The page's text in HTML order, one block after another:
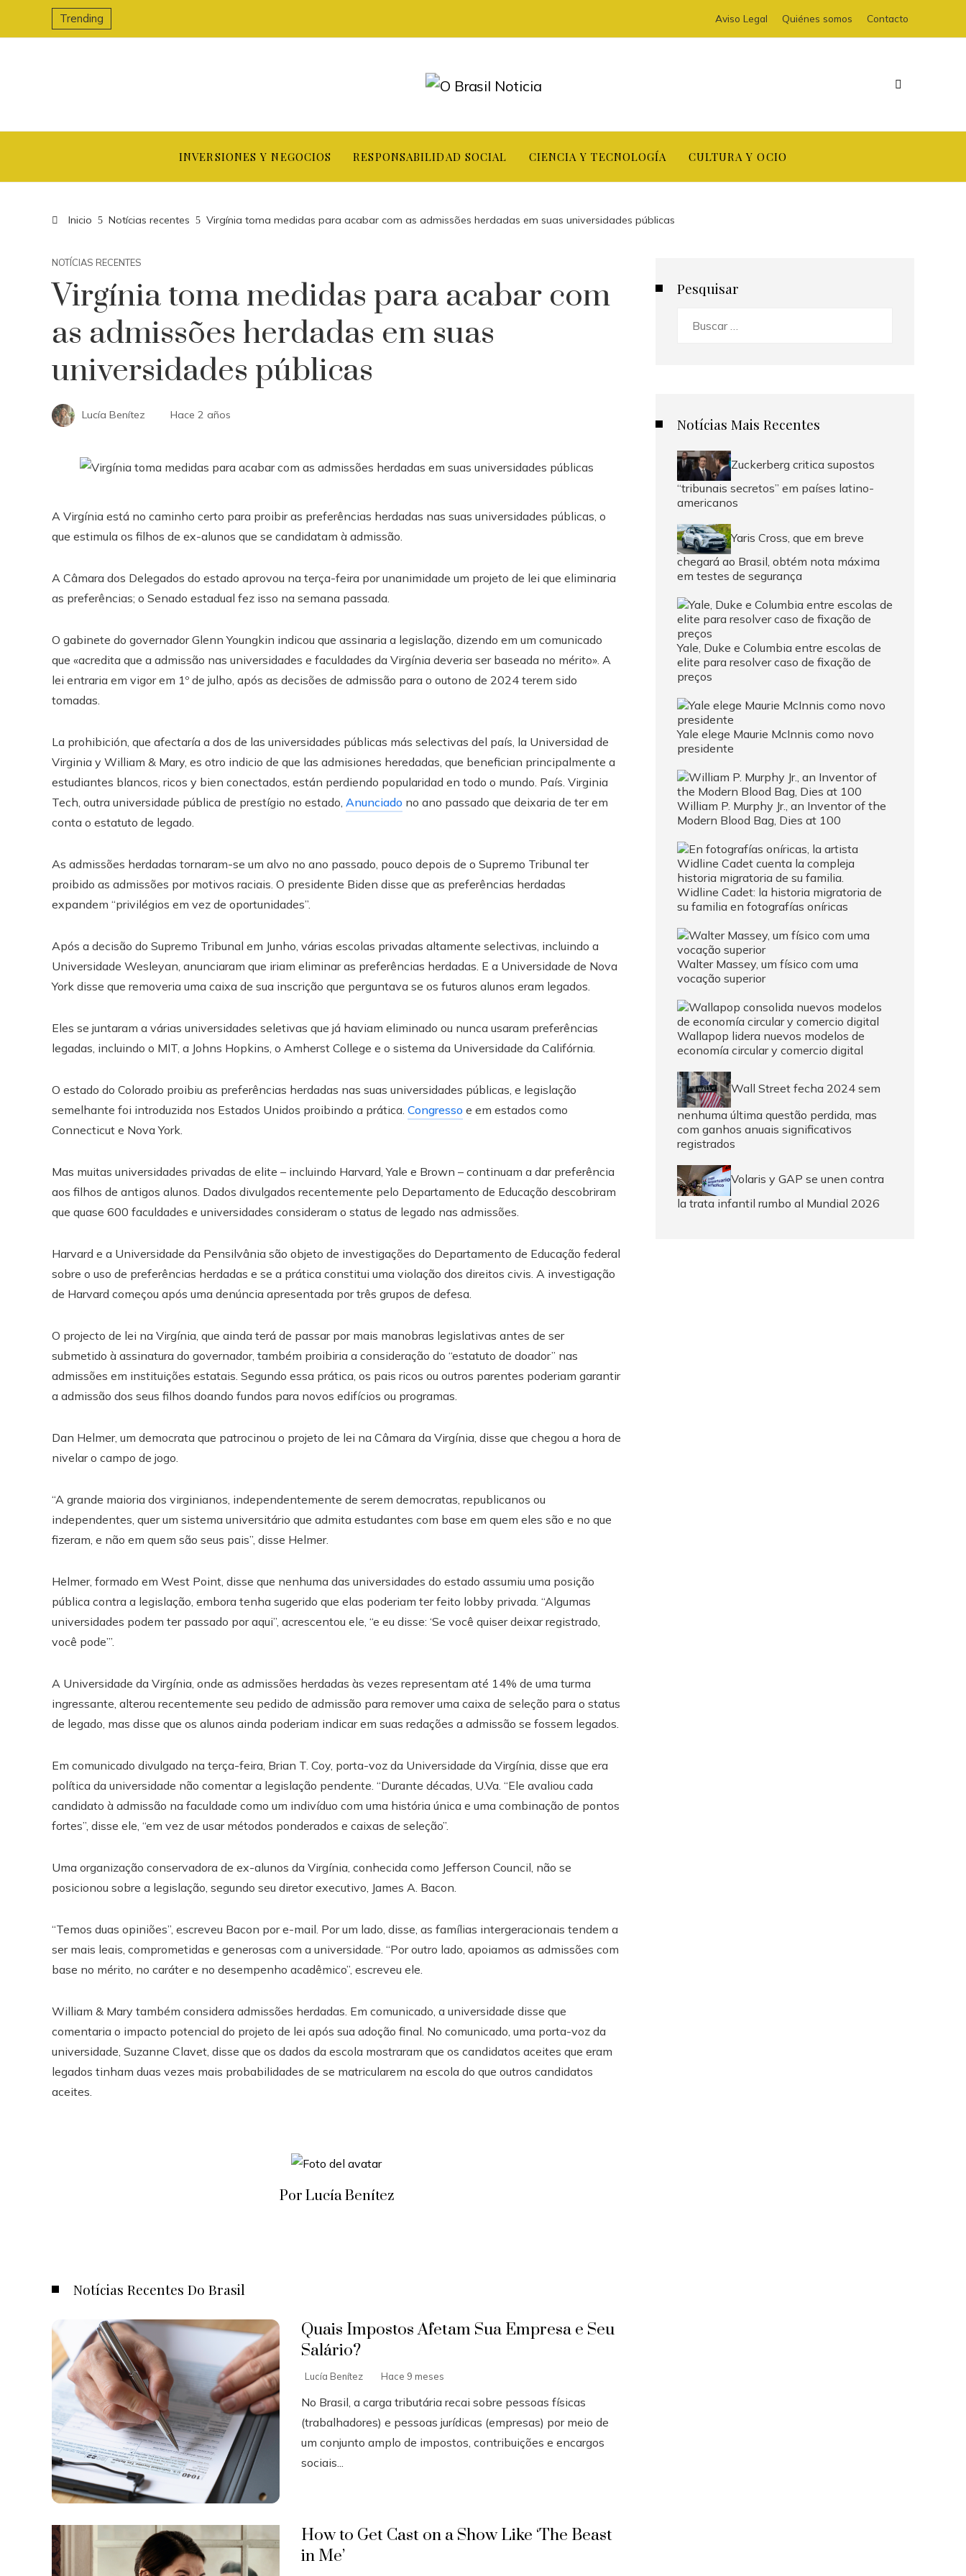
Trending Aviso Legal Quiénes somos Contacto
INVERSIONES Y NEGOCIOS RESPONSABILIDAD SOCIAL CIENCIA Y TECNOLOGÍA CULTURA Y OCIO
Inicio Notícias recentes Virgínia toma medidas para acabar com as admissões herdadas em suas universidades públicas
NOTÍCIAS RECENTES
Virgínia toma medidas para acabar com
as admissões herdadas em suas
universidades públicas
Lucía Benítez Hace 2 años
A Virgínia está no caminho certo para proibir as preferências herdadas nas suas universidades públicas, o
que estimula os filhos de ex-alunos que se candidatam à admissão.
A Câmara dos Delegados do estado aprovou na terça-feira por unanimidade um projeto de lei que eliminaria
as preferências; o Senado estadual fez isso na semana passada.
O gabinete do governador Glenn Youngkin indicou que assinaria a legislação, dizendo em um comunicado
que «acredita que a admissão nas universidades e faculdades da Virgínia deveria ser baseada no mérito». A
lei entraria em vigor em 1º de julho, após as decisões de admissão para o outono de 2024 terem sido
tomadas.
La prohibición, que afectaría a dos de las universidades públicas más selectivas del país, la Universidad de
Virginia y William & Mary, es otro indicio de que las admisiones heredadas, que benefician principalmente a
estudiantes blancos, ricos y bien conectados, están perdiendo popularidad en todo o mundo. País. Virginia
Tech, outra universidade pública de prestígio no estado, Anunciado no ano passado que deixaria de ter em
conta o estatuto de legado.
As admissões herdadas tornaram-se um alvo no ano passado, pouco depois de o Supremo Tribunal ter
proibido as admissões por motivos raciais. O presidente Biden disse que as preferências herdadas
expandem “privilégios em vez de oportunidades”.
Após a decisão do Supremo Tribunal em Junho, várias escolas privadas altamente selectivas, incluindo a
Universidade Wesleyan, anunciaram que iriam eliminar as preferências herdadas. E a Universidade de Nova
York disse que removeria uma caixa de sua inscrição que perguntava se os futuros alunos eram legados.
Eles se juntaram a várias universidades seletivas que já haviam eliminado ou nunca usaram preferências
legadas, incluindo o MIT, a Johns Hopkins, o Amherst College e o sistema da Universidade da Califórnia.
O estado do Colorado proibiu as preferências herdadas nas suas universidades públicas, e legislação
semelhante foi introduzida nos Estados Unidos proibindo a prática. Congresso e em estados como
Connecticut e Nova York.
Mas muitas universidades privadas de elite – incluindo Harvard, Yale e Brown – continuam a dar preferência
aos filhos de antigos alunos. Dados divulgados recentemente pelo Departamento de Educação descobriram
que quase 600 faculdades e universidades consideram o status de legado nas admissões.
Harvard e a Universidade da Pensilvânia são objeto de investigações do Departamento de Educação federal
sobre o uso de preferências herdadas e se a prática constitui uma violação dos direitos civis. A investigação
de Harvard começou após uma denúncia apresentada por três grupos de defesa.
O projecto de lei na Virgínia, que ainda terá de passar por mais manobras legislativas antes de ser
submetido à assinatura do governador, também proibiria a consideração do “estatuto de doador” nas
admissões em instituições estatais. Segundo essa prática, os pais ricos ou outros parentes poderiam garantir
a admissão dos seus filhos doando fundos para novos edifícios ou programas.
Dan Helmer, um democrata que patrocinou o projeto de lei na Câmara da Virgínia, disse que chegou a hora de
nivelar o campo de jogo.
“A grande maioria dos virginianos, independentemente de serem democratas, republicanos ou
independentes, quer um sistema universitário que admita estudantes com base em quem eles são e no que
fizeram, e não em quem são seus pais”, disse Helmer.
Helmer, formado em West Point, disse que nenhuma das universidades do estado assumiu uma posição
pública contra a legislação, embora tenha sugerido que elas poderiam ter feito lobby privada. “Algumas
universidades podem ter passado por aqui”, acrescentou ele, “e eu disse: ‘Se você quiser deixar registrado,
você pode’”.
A Universidade da Virgínia, onde as admissões herdadas às vezes representam até 14% de uma turma
ingressante, alterou recentemente seu pedido de admissão para remover uma caixa de seleção para o status
de legado, mas disse que os alunos ainda poderiam indicar em suas redações a admissão se fossem legados.
Em comunicado divulgado na terça-feira, Brian T. Coy, porta-voz da Universidade da Virgínia, disse que era
política da universidade não comentar a legislação pendente. “Durante décadas, U.Va. “Ele avaliou cada
candidato à admissão na faculdade como um indivíduo com uma história única e uma combinação de pontos
fortes”, disse ele, “em vez de usar métodos ponderados e caixas de seleção”.
Uma organização conservadora de ex-alunos da Virgínia, conhecida como Jefferson Council, não se
posicionou sobre a legislação, segundo seu diretor executivo, James A. Bacon.
“Temos duas opiniões”, escreveu Bacon por e-mail. Por um lado, disse, as famílias intergeracionais tendem a
ser mais leais, comprometidas e generosas com a universidade. “Por outro lado, apoiamos as admissões com
base no mérito, no caráter e no desempenho acadêmico”, escreveu ele.
William & Mary também considera admissões herdadas. Em comunicado, a universidade disse que
comentaria o impacto potencial do projeto de lei após sua adoção final. No comunicado, uma porta-voz da
universidade, Suzanne Clavet, disse que os dados da escola mostraram que os candidatos aceites que eram
legados tinham duas vezes mais probabilidades de se matricularem na escola do que outros candidatos
aceites.
Por Lucía Benítez
Notícias Recentes Do Brasil
Quais Impostos Afetam Sua Empresa e Seu
Salário?
Lucía Benítez Hace 9 meses
No Brasil, a carga tributária recai sobre pessoas físicas
(trabalhadores) e pessoas jurídicas (empresas) por meio de
um conjunto amplo de impostos, contribuições e encargos
sociais...
How to Get Cast on a Show Like ‘The Beast
in Me’
Pesquisar
Notícias Mais Recentes
Zuckerberg critica supostos
“tribunais secretos” em países latino-
americanos
Yaris Cross, que em breve
chegará ao Brasil, obtém nota máxima
em testes de segurança
Yale, Duke e Columbia entre escolas de
elite para resolver caso de fixação de
preços
Yale elege Maurie McInnis como novo
presidente
William P. Murphy Jr., an Inventor of the
Modern Blood Bag, Dies at 100
Widline Cadet: la historia migratoria de
su familia en fotografías oníricas
Walter Massey, um físico com uma
vocação superior
Wallapop lidera nuevos modelos de
economía circular y comercio digital
Wall Street fecha 2024 sem
nenhuma última questão perdida, mas
com ganhos anuais significativos
registrados
Volaris y GAP se unen contra
la trata infantil rumbo al Mundial 2026